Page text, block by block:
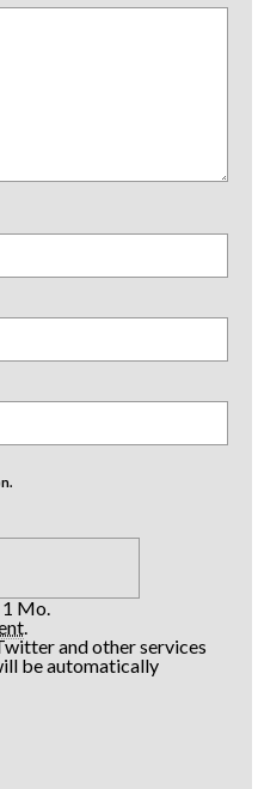
Mo.
and other services
be automatically